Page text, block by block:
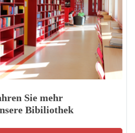
Sie mehr
Bibiliothek